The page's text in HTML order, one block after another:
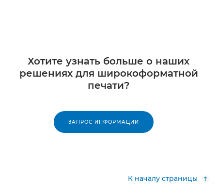
Хотите узнать больше о наших
решениях для широкоформатной
печати?
ЗАПРОС ИНФОРМАЦИИ
К началу страницы